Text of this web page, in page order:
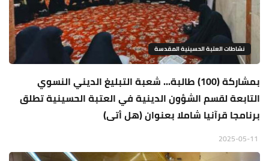
نشاطات العتبة الحسينية المقدسة
بمشاركة (100) طالبة... شعبة التبليغ الديني النسوي
التابعة لقسم الشؤون الدينية في العتبة الحسينية تطلق
برنامجا قرآنيا شاملا بعنوان (هل أتى)